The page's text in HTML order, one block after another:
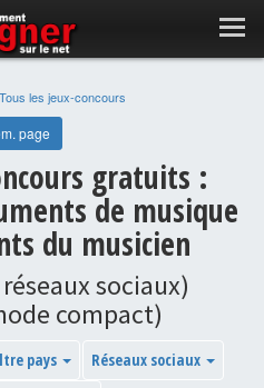
Tous les jeux-concours
page
gratuits :
de musique
du musicien
sociaux)
compact)
pays
Réseaux sociaux